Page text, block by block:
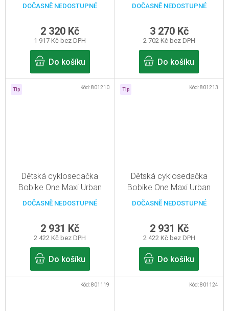
DOČASNĚ NEDOSTUPNÉ
1 917 Kč bez DPH
2 320 Kč
Do košíku
DOČASNĚ NEDOSTUPNÉ
2 702 Kč bez DPH
3 270 Kč
Do košíku
Tip
Dětská cyklosedačka
Bobike One Maxi Urban
Black Pro zadní nosič
DOČASNĚ NEDOSTUPNÉ
2 422 Kč bez DPH
2 931 Kč
Do košíku
Kód:801210 Tip
Dětská cyklosedačka
Bobike One Maxi Urban
Grey Pro zadní nosič
DOČASNĚ NEDOSTUPNÉ
2 422 Kč bez DPH
2 931 Kč
Do košíku
Kód:801213
Kód:801119 Kód:801124